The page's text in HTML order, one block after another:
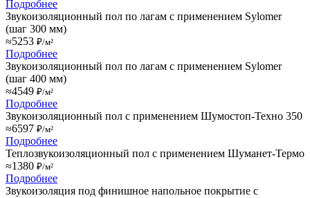
Подробнее
Звукоизоляционный пол по лагам с применением Sylomer
(шаг 300 мм)
≈5253 ₽/м²
Подробнее
Звукоизоляционный пол по лагам с применением Sylomer
(шаг 400 мм)
≈4549 ₽/м²
Подробнее
Звукоизоляционный пол с применением Шумостоп-Техно 350
≈6597 ₽/м²
Подробнее
Теплозвукоизоляционный пол с применением Шуманет-Термо
≈1380 ₽/м²
Подробнее
Звукоизоляция под финишное напольное покрытие с